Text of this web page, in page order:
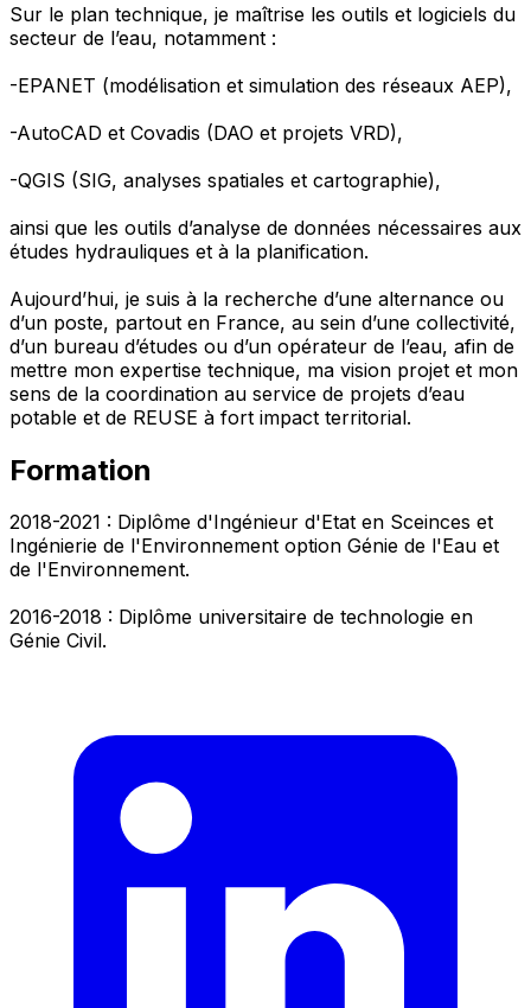
Sur le plan technique, je maîtrise les outils et logiciels du
secteur de l’eau, notamment :
-EPANET (modélisation et simulation des réseaux AEP),
-AutoCAD et Covadis (DAO et projets VRD),
-QGIS (SIG, analyses spatiales et cartographie),
ainsi que les outils d’analyse de données nécessaires aux
études hydrauliques et à la planification.
Aujourd’hui, je suis à la recherche d’une alternance ou
d’un poste, partout en France, au sein d’une collectivité,
d’un bureau d’études ou d’un opérateur de l’eau, afin de
mettre mon expertise technique, ma vision projet et mon
sens de la coordination au service de projets d’eau
potable et de REUSE à fort impact territorial.
Formation
2018-2021 : Diplôme d'Ingénieur d'Etat en Sceinces et
Ingénierie de l'Environnement option Génie de l'Eau et
de l'Environnement.
2016-2018 : Diplôme universitaire de technologie en
Génie Civil.